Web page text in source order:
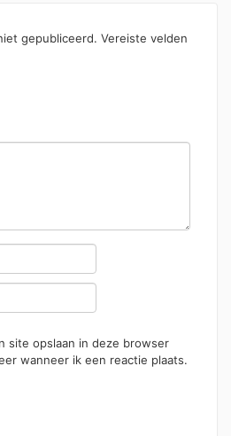
gepubliceerd. Vereiste velden
site opslaan in deze browser
wanneer ik een reactie plaats.